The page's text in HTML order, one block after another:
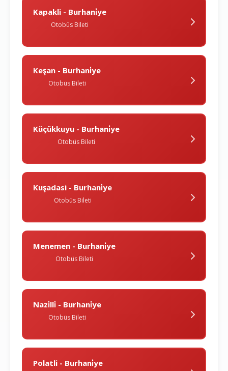
Kapakli - Burhani̇ye
Otobüs Bileti
Keşan - Burhani̇ye
Otobüs Bileti
Küçükkuyu - Burhani̇ye
Otobüs Bileti
Kuşadasi - Burhani̇ye
Otobüs Bileti
Menemen - Burhani̇ye
Otobüs Bileti
Nazi̇lli̇ - Burhani̇ye
Otobüs Bileti
Polatli - Burhani̇ye